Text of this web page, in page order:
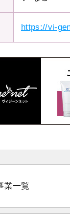
https://vi-
業一覧